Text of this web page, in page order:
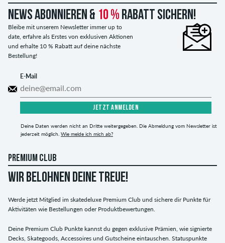
News abonnieren & 10 % Rabatt sichern!
Bleibe mit unserem Newsletter immer up to
date, erfahre als Erstes von exklusiven Aktionen
und erhalte 10 % Rabatt auf deine nächste
Bestellung!
E-Mail
JETZT ANMELDEN
Deine Daten werden nicht an Dritte weitergegeben. Die Abmeldung vom Newsletter ist
jederzeit möglich. Wie melde ich mich ab?
PREMIUM CLUB
WIR BELOHNEN DEINE TREUE!
Werde jetzt Mitglied im skatedeluxe Premium Club und sichere dir Punkte für
Aktivitäten wie Bestellungen oder Produktbewertungen.
Deine Premium Club Punkte kannst du gegen exklusive Prämien, wie signierte
Decks, Skategoods, Accessoires und Gutscheine eintauschen. Statuspunkte